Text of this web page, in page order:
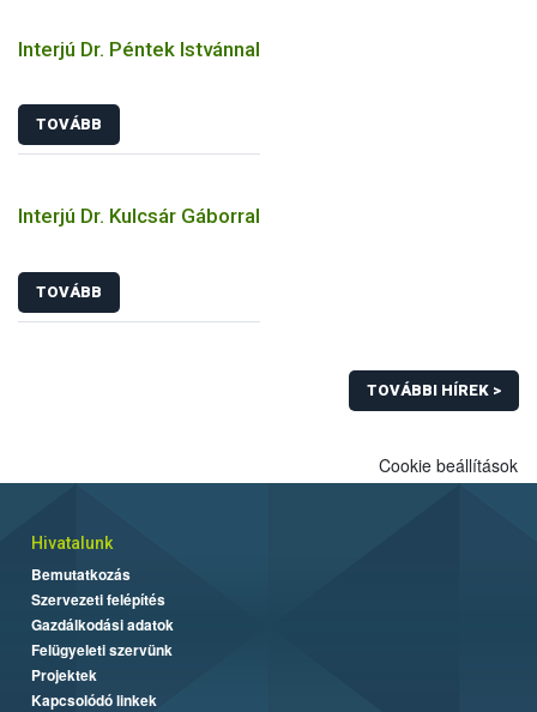
Interjú Dr. Péntek Istvánnal
TOVÁBB
Interjú Dr. Kulcsár Gáborral
TOVÁBB
TOVÁBBI HÍREK >
Cookie beállítások
Hivatalunk
Bemutatkozás
Szervezeti felépítés
Gazdálkodási adatok
Felügyeleti szervünk
Projektek
Kapcsolódó linkek